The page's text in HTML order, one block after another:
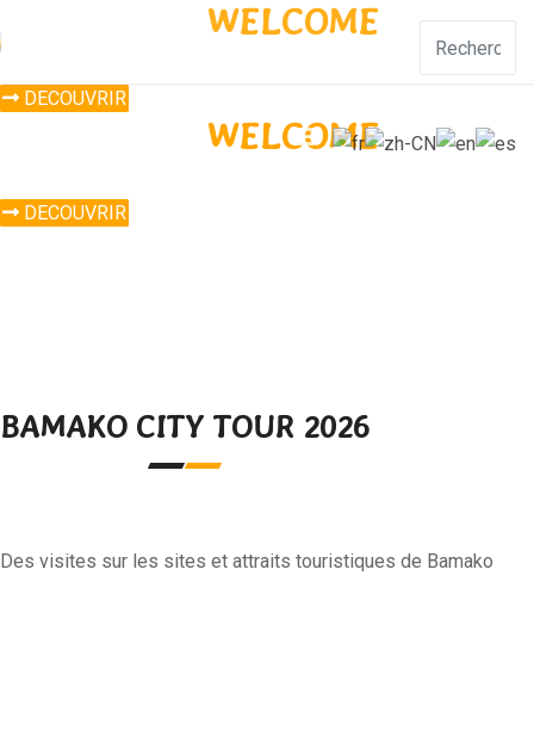
WELCOME
DECOUVRIR
WELCOME
DECOUVRIR
BAMAKO CITY TOUR 2026
Des visites sur les sites et attraits touristiques de Bamako